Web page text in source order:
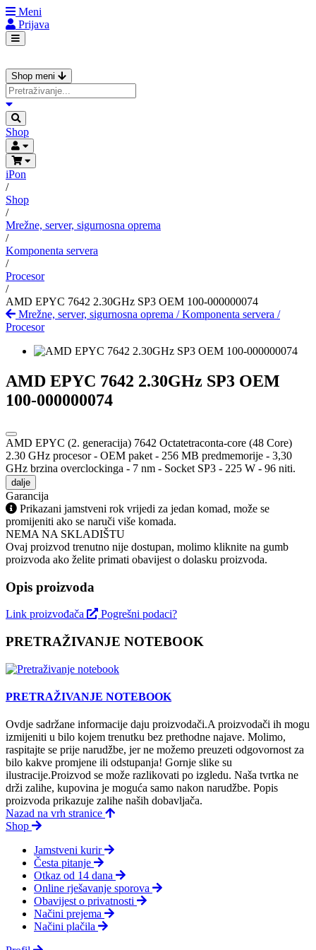
Meni
Prijava
Shop meni
Shop
iPon
/
Shop
/
Mrežne, server, sigurnosna oprema
/
Komponenta servera
/
Procesor
/
AMD EPYC 7642 2.30GHz SP3 OEM 100-000000074
Mrežne, server, sigurnosna oprema /Komponenta servera /
Procesor
AMD EPYC 7642 2.30GHz SP3 OEM
100-000000074
AMD EPYC (2. generacija) 7642 Octatetraconta-core (48 Core)
2.30 GHz procesor - OEM paket - 256 MB predmemorije - 3,30
GHz brzina overclockinga - 7 nm - Socket SP3 - 225 W - 96 niti.
dalje
Garancija
Prikazani jamstveni rok vrijedi za jedan komad, može se
promijeniti ako se naruči više komada.
NEMA NA SKLADIŠTU
Ovaj proizvod trenutno nije dostupan, molimo kliknite na gumb
proizvoda ako želite primati obavijest o dolasku proizvoda.
Opis proizvoda
Link proizvođača Pogrešni podaci?
PRETRAŽIVANJE NOTEBOOK
PRETRAŽIVANJE NOTEBOOK
Ovdje sadržane informacije daju proizvodači.A proizvodači ih mogu
izmijeniti u bilo kojem trenutku bez prethodne najave. Molimo,
raspitajte se prije narudžbe, jer ne možemo preuzeti odgovornost za
bilo kakve promjene ili odstupanja! Gornje slike su
ilustracije.Proizvod se može razlikovati po izgledu. Naša tvrtka ne
drži zalihe, kupovina je moguća samo nakon narudžbe. Popis
proizvoda prikazuje zalihe naših dobavljača.
Nazad na vrh stranice
Shop
Jamstveni kurir
Česta pitanje
Otkaz od 14 dana
Online rješavanje sporova
Obavijest o privatnosti
Načini prejema
Načini plačila